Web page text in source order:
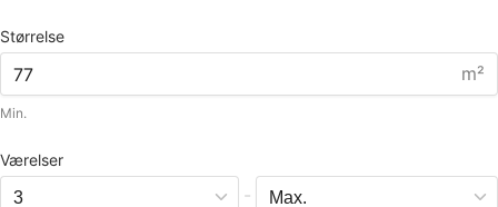
Størrelse
m²
Min.
Værelser
-